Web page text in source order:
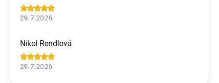
29.7.2026
Nikol Rendlová
29.7.2026